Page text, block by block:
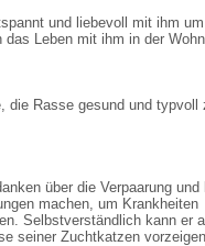
und liebevoll mit ihm
Leben mit ihm in der
die Rasse gesund und typvoll
über die Verpaarung und
machen, um Krankheiten
Selbstverständlich kann er
seiner Zuchtkatzen